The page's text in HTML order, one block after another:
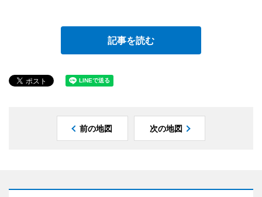
記事を読む
前の地図 次の地図